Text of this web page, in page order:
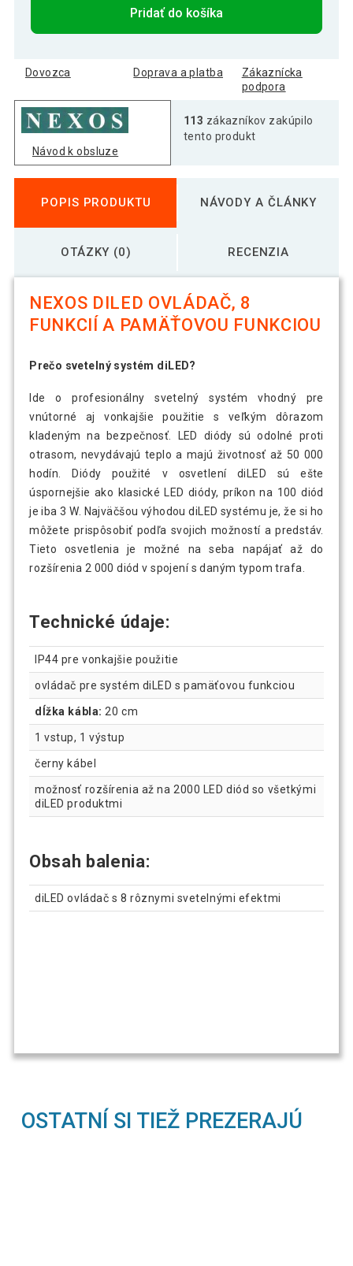
Pridať do košíka
Dovozca Doprava a platba
Zákaznícka
podpora
Návod k obsluze
113 zákazníkov zakúpilo
tento produkt
POPIS PRODUKTU NÁVODY A ČLÁNKY
OTÁZKY (0) RECENZIA
NEXOS DILED OVLÁDAČ, 8
FUNKCIÍ A PAMÄŤOVOU FUNKCIOU
Prečo svetelný systém diLED?
Ide o profesionálny svetelný systém vhodný pre
vnútorné aj vonkajšie použitie s veľkým dôrazom
kladeným na bezpečnosť. LED diódy sú odolné proti
otrasom, nevydávajú teplo a majú životnosť až 50 000
hodín. Diódy použité v osvetlení diLED sú ešte
úspornejšie ako klasické LED diódy, príkon na 100 diód
je iba 3 W. Najväčšou výhodou diLED systému je, že si ho
môžete prispôsobiť podľa svojich možností a predstáv.
Tieto osvetlenia je možné na seba napájať až do
rozšírenia 2 000 diód v spojení s daným typom trafa.
Technické údaje:
IP44 pre vonkajšie použitie
ovládač pre systém diLED s pamäťovou funkciou
dĺžka kábla: 20 cm
1 vstup, 1 výstup
černy kábel
možnosť rozšírenia až na 2000 LED diód so všetkými
diLED produktmi
Obsah balenia:
diLED ovládač s 8 rôznymi svetelnými efektmi
OSTATNÍ SI TIEŽ PREZERAJÚ